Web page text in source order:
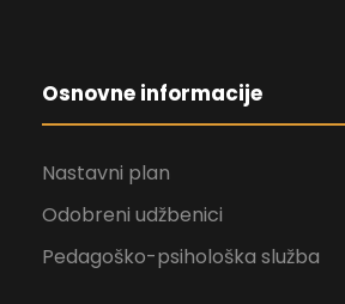
Osnovne informacije
Nastavni plan
Odobreni udžbenici
Pedagoško-psihološka služba